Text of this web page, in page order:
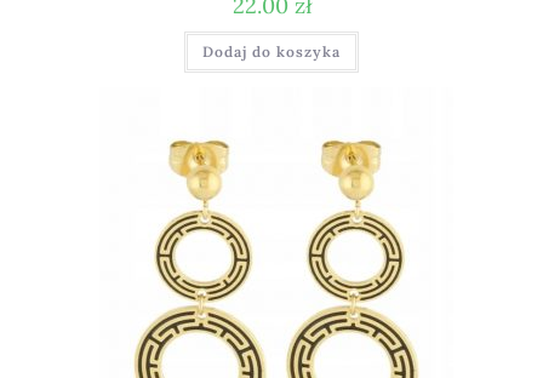
Dodaj do koszyka